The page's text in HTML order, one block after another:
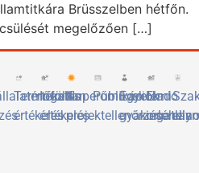
Brüsszelben hétfőn.
megelőzően […]
Termőföld
értékelés
Ingatlan
értékelés
Naperőművek
projektellenőrzése
Publikációk
Egyetemi
gyakorlóhely
Eladó